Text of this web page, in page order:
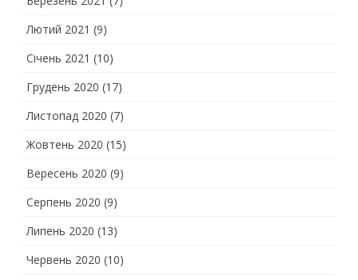
Лютий 2021 (9)
Січень 2021 (10)
Грудень 2020 (17)
Листопад 2020 (7)
Жовтень 2020 (15)
Вересень 2020 (9)
Серпень 2020 (9)
Липень 2020 (13)
Червень 2020 (10)